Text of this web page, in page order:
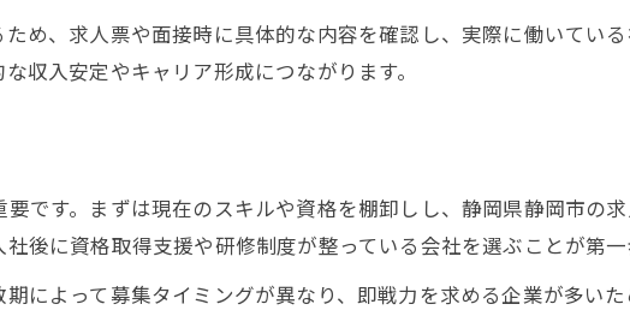
め、求人票や面接時に具体的な内容を確認し、実際に働いてい
収入安定やキャリア形成につながります。
です。まずは現在のスキルや資格を棚卸しし、静岡県静岡市の
後に資格取得支援や研修制度が整っている会社を選ぶことが第一
によって募集タイミングが異なり、即戦力を求める企業が多い